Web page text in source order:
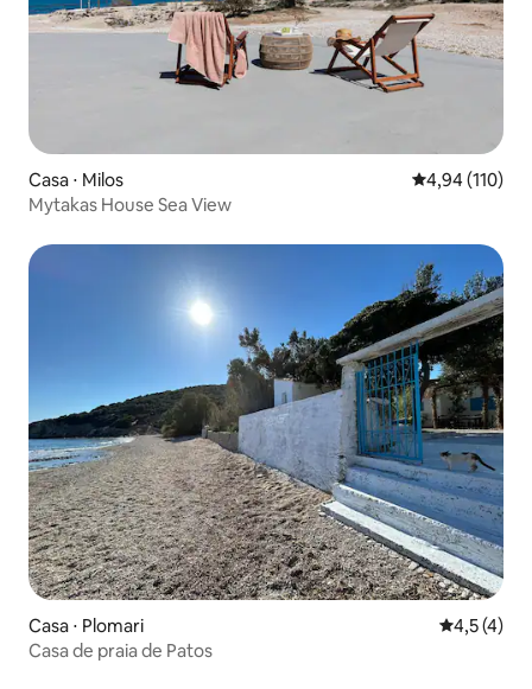
Casa ⋅ Milos 4,94 de uma
4,94 (110)
Mytakas House Sea View
Casa ⋅ Plomari 4,5 de
4,5 (4)
Casa de praia de Patos